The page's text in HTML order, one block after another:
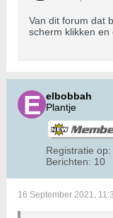
Van dit forum dat
scherm klikken
elbobbah
Plantje
Registratie op:
Berichten: 10
16 September 2021,